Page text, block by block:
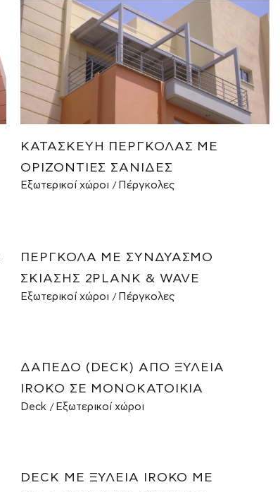
ΚΑΤΑΣΚΕΥΉ ΠΈΡΓΚΟΛΑΣ ΜΕ
ΟΡΙΖΌΝΤΙΕΣ ΣΑΝΊΔΕΣ
Εξωτερικοί χώροι Πέργκολες
ΠΈΡΓΚΟΛΑ ΜΕ ΣΥΝΔΥΑΣΜΌ
ΣΚΊΑΣΗΣ 2PLANK & WAVE
Εξωτερικοί χώροι Πέργκολες
ΔΆΠΕΔΟ (DECK) ΑΠΌ ΞΥΛΕΊΑ
IROKO ΣΕ ΜΟΝΟΚΑΤΟΙΚΊΑ
Deck Εξωτερικοί χώροι
DECK ΜΕ ΞΥΛΕΊΑ IROKO ΜΕ